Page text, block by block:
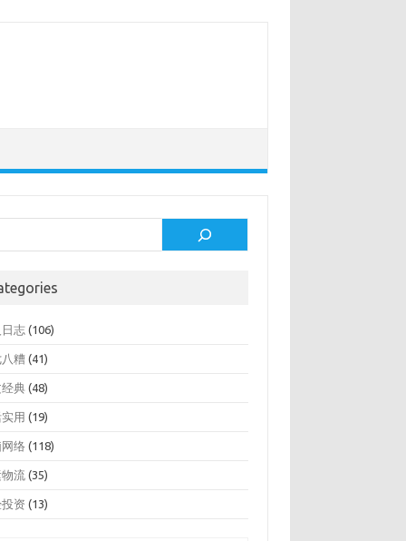
志 (106)
糟 (41)
典 (48)
用 (19)
络 (118)
流 (35)
资 (13)